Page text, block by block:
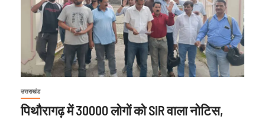
उत्तराखंड
पिथौरागढ़ में 30000 लोगों को SIR वाला नोटिस,